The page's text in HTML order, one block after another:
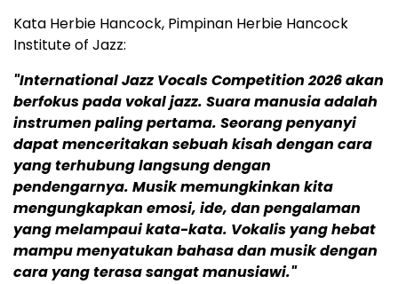
Kata Herbie Hancock, Pimpinan Herbie Hancock
Institute of Jazz:
"International Jazz Vocals Competition 2026 akan
berfokus pada vokal jazz. Suara manusia adalah
instrumen paling pertama. Seorang penyanyi
dapat menceritakan sebuah kisah dengan cara
yang terhubung langsung dengan
pendengarnya. Musik memungkinkan kita
mengungkapkan emosi, ide, dan pengalaman
yang melampaui kata-kata. Vokalis yang hebat
mampu menyatukan bahasa dan musik dengan
cara yang terasa sangat manusiawi."